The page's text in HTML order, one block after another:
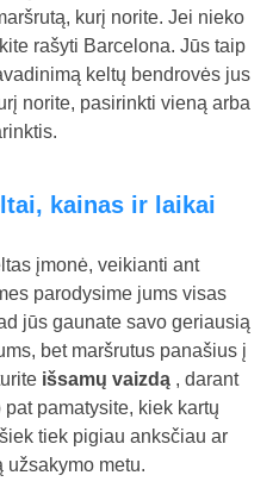
kurį norite. Jei nieko
rašyti Barcelona. Jūs taip
keltų bendrovės jus
norite, pasirinkti vieną arba
įmonė, veikianti ant
parodysime jums visas
jūs gaunate savo geriausią
bet maršrutus panašius į
išsamų vaizdą , darant
pamatysite, kiek kartų
tiek pigiau anksčiau ar
metu.